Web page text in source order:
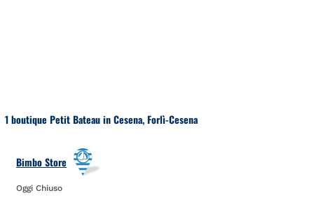
1 boutique Petit Bateau in Cesena, Forlì-Cesena
Bimbo Store
Oggi Chiuso